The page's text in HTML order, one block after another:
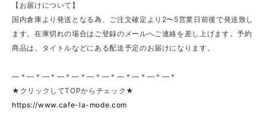
【お届けについて】
国内倉庫より発送となる為、ご注文確定より2〜5営業日前後で発送致し
ます。在庫切れの場合はご登録のメールへご連絡を差し上げます。予約
商品は、タイトルなどにある配送予定のお届けになります。
—＊—＊—＊—＊—＊—＊—＊—＊—＊—＊—＊
★クリックしてTOPからチェック★
https://www.cafe-la-mode.com